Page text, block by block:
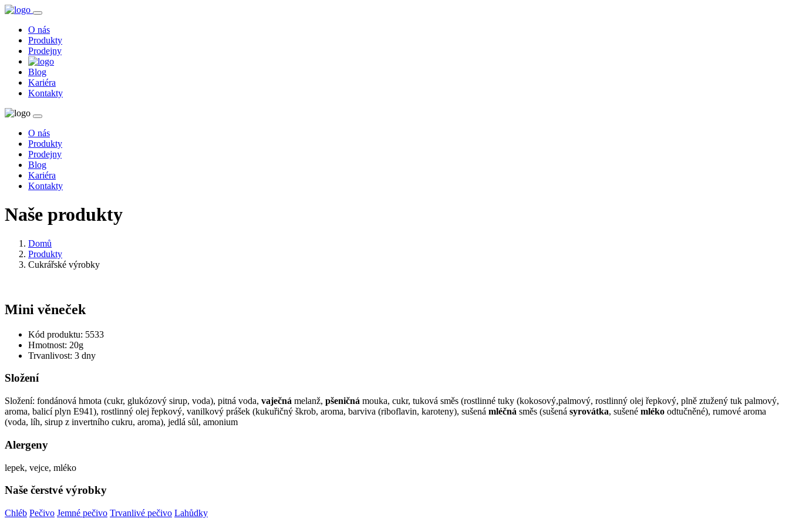
O nás
Produkty
Prodejny
Blog
Kariéra
Kontakty
O nás
Produkty
Prodejny
Blog
Kariéra
Kontakty
Naše produkty
Domů
Produkty
Cukrářské výrobky
Mini věneček
Kód produktu: 5533
Hmotnost: 20g
Trvanlivost: 3 dny
Složení
Složení: fondánová hmota (cukr, glukózový sirup, voda), pitná voda, vaječná melanž, pšeničná mouka, cukr, tuková směs (rostlinné tuky (kokosový,palmový, rostlinný olej řepkový, plně ztužený tuk palmový,
aroma, balicí plyn E941), rostlinný olej řepkový, vanilkový prášek (kukuřičný škrob, aroma, barviva (riboflavin, karoteny), sušená mléčná směs (sušená syrovátka, sušené mléko odtučněné), rumové aroma
(voda, líh, sirup z invertního cukru, aroma), jedlá sůl, amonium
Alergeny
lepek, vejce, mléko
Naše čerstvé výrobky
Chléb Pečivo Jemné pečivo Trvanlivé pečivo Lahůdky